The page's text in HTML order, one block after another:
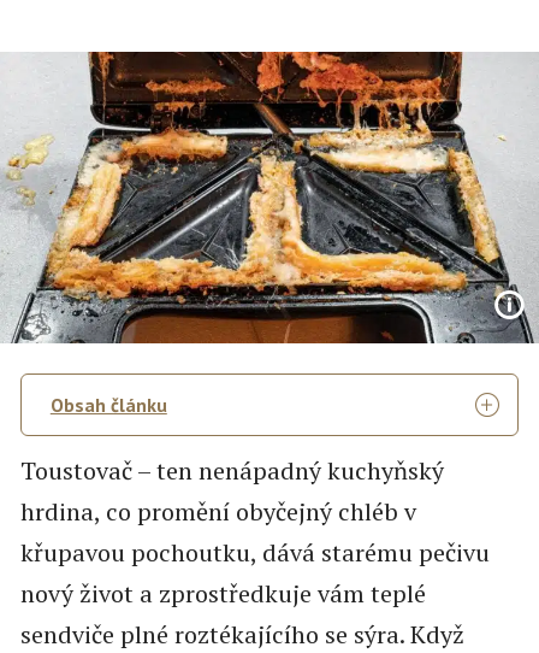
Obsah článku
Toustovač – ten nenápadný kuchyňský
hrdina, co promění obyčejný chléb v
křupavou pochoutku, dává starému pečivu
nový život a zprostředkuje vám teplé
sendviče plné roztékajícího se sýra. Když